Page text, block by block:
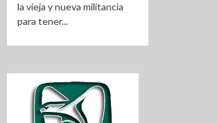
la vieja y nueva militancia
para tener...